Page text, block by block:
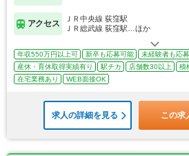
アクセス
ＪＲ中央線 荻窪駅
ＪＲ総武線 荻窪駅…ほか
年収550万円以上可 新卒も応募可能 未経験者も応
産休・育休取得実績有り
駅チカ 店舗数30以上 積
在宅業務あり
WEB面接OK
求人の詳細を見る この求